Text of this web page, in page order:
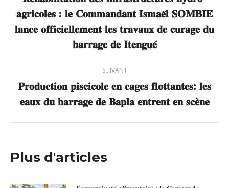
Article
précédent
:
𝐚𝐠𝐫𝐢𝐜𝐨𝐥𝐞𝐬 : 𝐥𝐞 𝐂𝐨𝐦𝐦𝐚𝐧𝐝𝐚𝐧𝐭 𝐈𝐬𝐦𝐚𝐞̈𝐥 𝐒𝐎𝐌𝐁𝐈𝐄́
𝐥𝐚𝐧𝐜𝐞 𝐨𝐟𝐟𝐢𝐜𝐢𝐞𝐥𝐥𝐞𝐦𝐞𝐧𝐭 𝐥𝐞𝐬 𝐭𝐫𝐚𝐯𝐚𝐮𝐱 𝐝𝐞 𝐜𝐮𝐫𝐚𝐠𝐞 𝐝𝐮
𝐛𝐚𝐫𝐫𝐚𝐠𝐞 𝐝𝐞 𝐈𝐭𝐞𝐧𝐠𝐮𝐞́
SUIVANT
Article
suivant
𝐏𝐫𝐨𝐝𝐮𝐜𝐭𝐢𝐨𝐧 𝐩𝐢𝐬𝐜𝐢𝐜𝐨𝐥𝐞 𝐞𝐧 𝐜𝐚𝐠𝐞𝐬 𝐟𝐥𝐨𝐭𝐭𝐚𝐧𝐭𝐞𝐬: 𝐥𝐞𝐬
𝐞𝐚𝐮𝐱 𝐝𝐮 𝐛𝐚𝐫𝐫𝐚𝐠𝐞 𝐝𝐞 𝐁𝐚𝐩𝐥𝐚 𝐞𝐧𝐭𝐫𝐞𝐧𝐭 𝐞𝐧 𝐬𝐜𝐞̀𝐧𝐞
Plus d'articles